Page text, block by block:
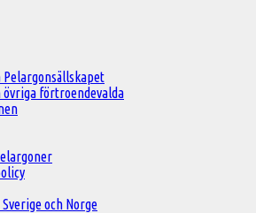
Pelargonsällskapet
övriga förtroendevalda
och Norge